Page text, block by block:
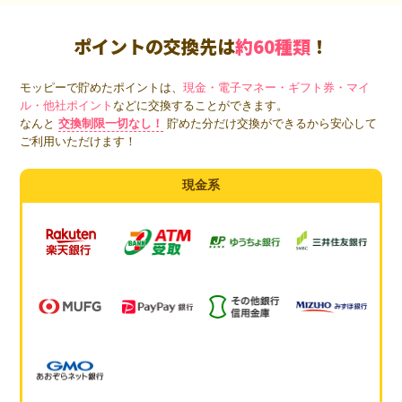
ポイントの交換先は約60種類 ！
モッピーで貯めたポイントは、現金・電子マネー・ギフト券・マイ
ル・他社ポイントなどに交換することができます。
なんと 交換制限一切なし！
貯めた分だけ交換ができるから安心して
ご利用いただけます！
現金系